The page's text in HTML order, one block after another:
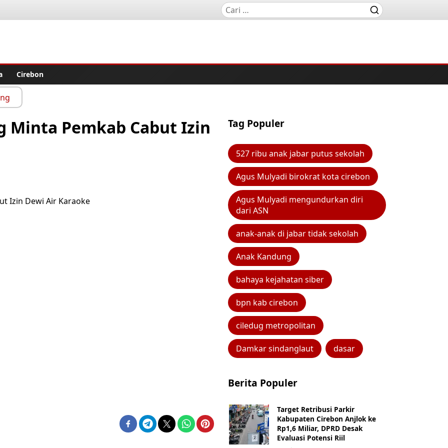
Cirebon
Minta Pemkab Cabut Izin
Tag Populer
527 ribu anak jabar putus sekolah
Agus Mulyadi birokrat kota cirebon
Agus Mulyadi mengundurkan diri
dari ASN
anak-anak di jabar tidak sekolah
Anak Kandung
bahaya kejahatan siber
bpn kab cirebon
ciledug metropolitan
Damkar sindanglaut dasar
Berita Populer
Target Retribusi Parkir
Kabupaten Cirebon Anjlok ke
Rp1,6 Miliar, DPRD Desak
Evaluasi Potensi Riil